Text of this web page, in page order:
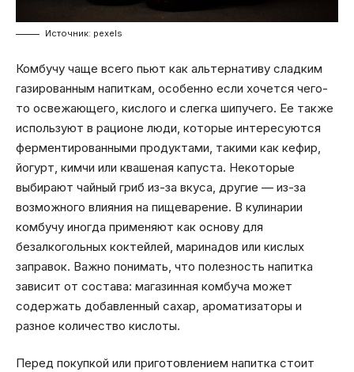
Источник: pexels
Комбучу чаще всего пьют как альтернативу сладким
газированным напиткам, особенно если хочется чего-
то освежающего, кислого и слегка шипучего. Ее также
используют в рационе люди, которые интересуются
ферментированными продуктами, такими как кефир,
йогурт, кимчи или квашеная капуста. Некоторые
выбирают чайный гриб из-за вкуса, другие — из-за
возможного влияния на пищеварение. В кулинарии
комбучу иногда применяют как основу для
безалкогольных коктейлей, маринадов или кислых
заправок. Важно понимать, что полезность напитка
зависит от состава: магазинная комбуча может
содержать добавленный сахар, ароматизаторы и
разное количество кислоты.
Перед покупкой или приготовлением напитка стоит